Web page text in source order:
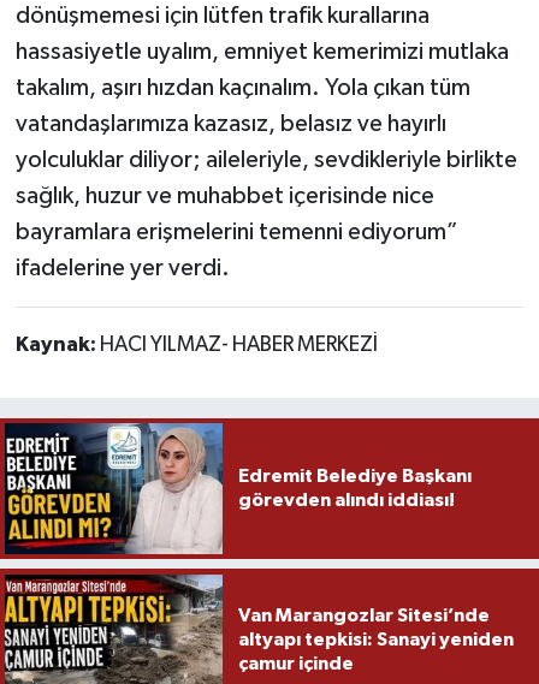
dönüşmemesi için lütfen trafik kurallarına
hassasiyetle uyalım, emniyet kemerimizi mutlaka
takalım, aşırı hızdan kaçınalım. Yola çıkan tüm
vatandaşlarımıza kazasız, belasız ve hayırlı
yolculuklar diliyor; aileleriyle, sevdikleriyle birlikte
sağlık, huzur ve muhabbet içerisinde nice
bayramlara erişmelerini temenni ediyorum”
ifadelerine yer verdi.
Kaynak: HACI YILMAZ- HABER MERKEZİ
Edremit Belediye Başkanı
görevden alındı iddiası!
Van Marangozlar Sitesi’nde
altyapı tepkisi: Sanayi yeniden
çamur içinde